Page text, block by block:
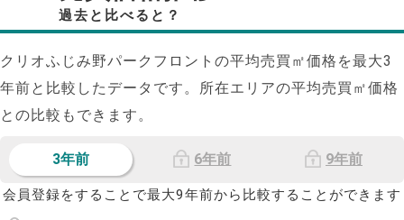
過去と比べると？
クリオふじみ野パークフロントの平均売買㎡価格を最大3
年前と比較したデータです。所在エリアの平均売買㎡価格
との比較もできます。
3年前 6年前 9年前
会員登録をすることで最大9年前から比較することができます